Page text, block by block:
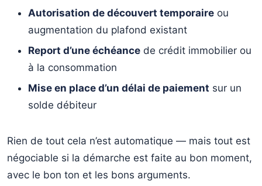
Autorisation de découvert temporaire ou
augmentation du plafond existant
Report d’une échéance de crédit immobilier ou
à la consommation
Mise en place d’un délai de paiement sur un
solde débiteur
Rien de tout cela n’est automatique — mais tout est
négociable si la démarche est faite au bon moment,
avec le bon ton et les bons arguments.